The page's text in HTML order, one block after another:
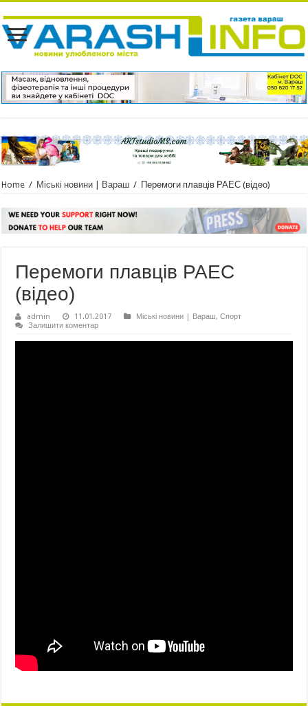
Home / Міські новини | Вараш / Перемоги плавців РАЕС (відео)
Перемоги плавців РАЕС
(відео)
admin 11.01.2017 Міські новини | Вараш,Спорт
Залишити коментар